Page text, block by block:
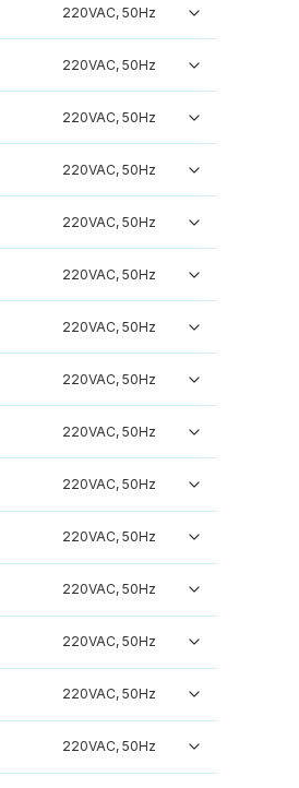
220VAC, 50Hz
220VAC, 50Hz
220VAC, 50Hz
220VAC, 50Hz
220VAC, 50Hz
220VAC, 50Hz
220VAC, 50Hz
220VAC, 50Hz
220VAC, 50Hz
220VAC, 50Hz
220VAC, 50Hz
220VAC, 50Hz
220VAC, 50Hz
220VAC, 50Hz
220VAC, 50Hz